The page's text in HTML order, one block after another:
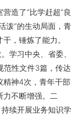
造了“比学赶超”良
泼”的生动局面，青
，锤炼了能力。
学习中央、省委、
范性文件3篇，传达
精神4次，青年干部
力不断增强。二
续开展业务知识学